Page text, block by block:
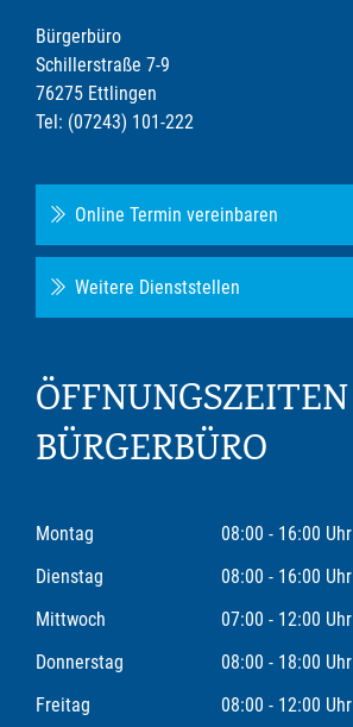
Bürgerbüro
Schillerstraße 7-9
76275 Ettlingen
Tel: (07243) 101-222
Online Termin vereinbaren
Weitere Dienststellen
ÖFFNUNGSZEITEN
BÜRGERBÜRO
Montag
08:00 - 16:00 Uhr
Dienstag
08:00 - 16:00 Uhr
Mittwoch
07:00 - 12:00 Uhr
Donnerstag
08:00 - 18:00 Uhr
Freitag
08:00 - 12:00 Uhr